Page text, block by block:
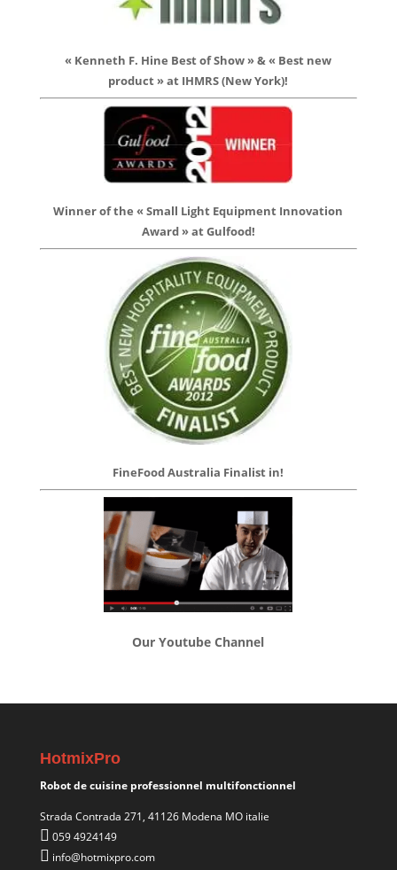
« Kenneth F. Hine Best of Show » & « Best new
product » at IHMRS (New York)!
Winner of the « Small Light Equipment Innovation
Award » at Gulfood!
FineFood Australia Finalist in!
Our Youtube Channel
HotmixPro
Robot de cuisine professionnel multifonctionnel
Strada Contrada 271, 41126 Modena MO italie
059 4924149
info@hotmixpro.com